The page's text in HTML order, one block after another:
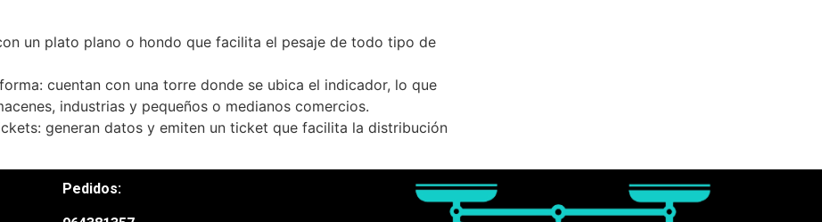
un plato plano o hondo que facilita el pesaje de todo tipo de
cuentan con una torre donde se ubica el indicador, lo que
industrias y pequeños o medianos comercios.
generan datos y emiten un ticket que facilita la distribución
Pedidos: